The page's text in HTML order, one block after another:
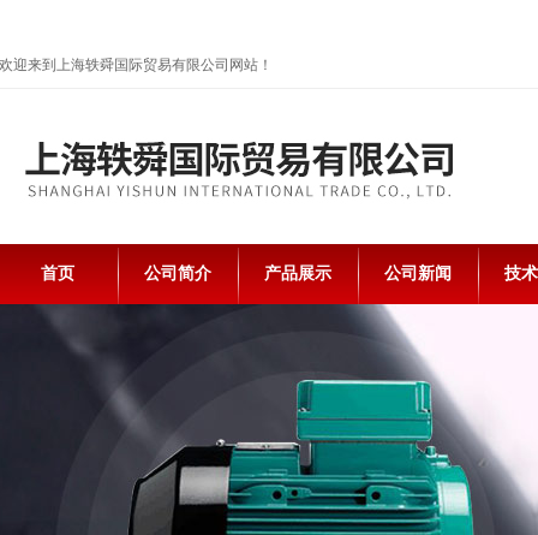
欢迎来到上海轶舜国际贸易有限公司网站！
首页 公司简介 产品展示 公司新闻 技